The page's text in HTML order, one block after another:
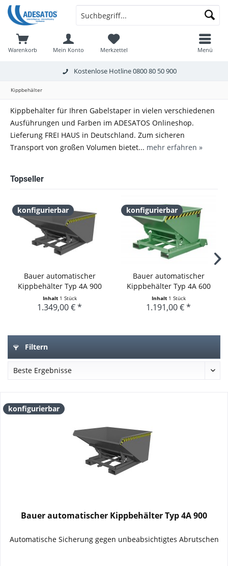
Kostenlose Hotline0800 80 50 900
Warenkorb Merkzettel
Mein Konto Menü
Kippbehälter
Kippbehälter für Ihren Gabelstaper in vielen verschiedenen
Ausführungen und Farben im ADESATOS Onlineshop.
Lieferung FREI HAUS in Deutschland. Zum sicheren
Transport von großen Volumen bietet... mehr erfahren »
Topseller
konfigurierbar
Bauer automatischer
Kippbehälter Typ 4A 900
Inhalt 1 Stück
1.349,00 € *
konfigurierbar
Bauer automatischer
Kippbehälter Typ 4A 600
Inhalt 1 Stück
1.191,00 € *
Filtern
konfigurierbar
Bauer automatischer Kippbehälter Typ 4A 900
Automatische Sicherung gegen unbeabsichtigtes Abrutschen